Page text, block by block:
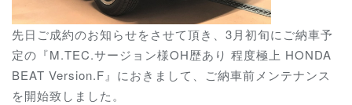
先日ご成約のお知らせをさせて頂き、3月初旬にご納車予
定の『M.TEC.サージョン様OH歴あり 程度極上 HONDA
BEAT Version.F』におきまして、ご納車前メンテナンス
を開始致しました。